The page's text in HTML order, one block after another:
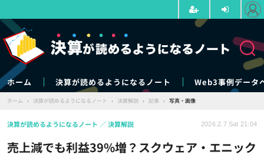
ホーム 決算が読めるようになるノート Web3事例データ
ホーム › 決算が読めるようになるノート › 決算解説 › 記事 › 写真・画像
売上減でも利益39%増？スクウェア・エニック
決算が読めるようになるノート 決算解説 2026.2.7 Sat 21:04